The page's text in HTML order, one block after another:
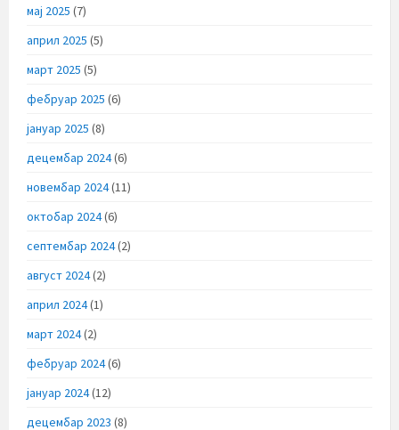
мај 2025 (7)
април 2025 (5)
март 2025 (5)
фебруар 2025 (6)
јануар 2025 (8)
децембар 2024(6)
новембар 2024(11)
октобар 2024(6)
септембар 2024(2)
август 2024(2)
април 2024(1)
март 2024(2)
фебруар 2024(6)
јануар 2024(12)
децембар 2023 (8)